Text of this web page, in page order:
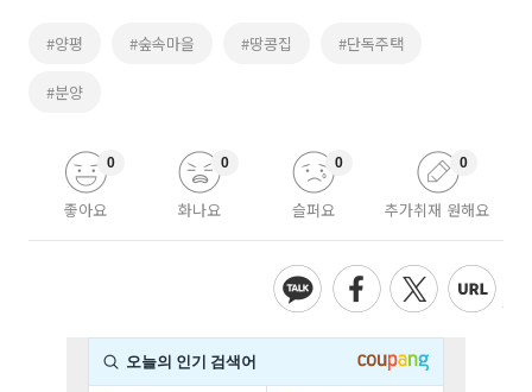
#양평 #숲속마을 #땅콩집 #단독주택
#분양
좋아요
0
화나요
0
슬퍼요
0
추가취재 원해요
0